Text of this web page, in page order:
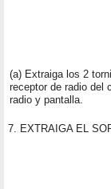
(a) Extraiga los 2
receptor de radio del
radio y pantalla.
7. EXTRAIGA EL